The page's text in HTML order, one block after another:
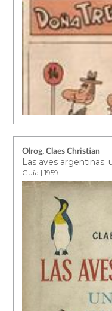
Olrog, Claes Christian
Las aves argentinas:
Guía | 1959